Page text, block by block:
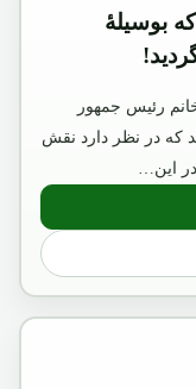
بوسیلۀ
رئیس جمهور
که در نظر دارد نقش
این…
تبلیغاتی ملکه ثریا که